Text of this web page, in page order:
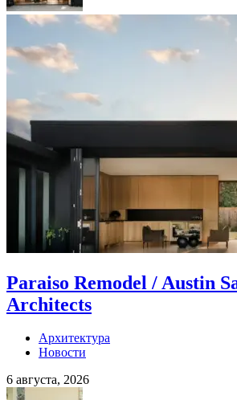
Paraiso Remodel / Austin
Architects
Архитектура
Новости
6 августа, 2026